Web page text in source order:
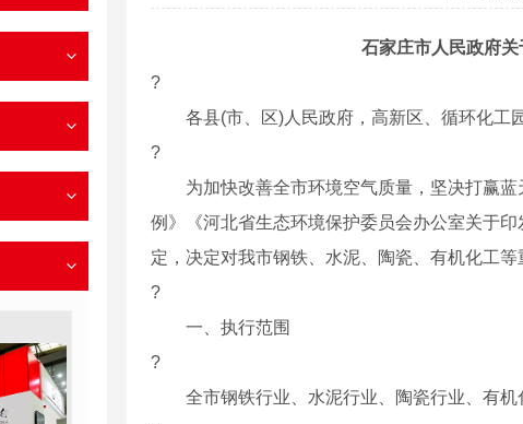
石家庄市人民政府
?
各县(市、区)人民政府，高新区、循环化工
?
为加快改善全市环境空气质量，坚决打赢蓝
例》《河北省生态环境保护委员会办公室关于
定，决定对我市钢铁、水泥、陶瓷、有机化工
?
一、执行范围
?
全市钢铁行业、水泥行业、陶瓷行业、有机